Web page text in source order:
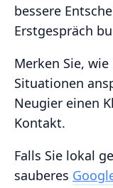
bessere
Erstgespräch
Merken Sie,
Situationen
Neugier einen
Kontakt.
Falls Sie lokal
sauberes